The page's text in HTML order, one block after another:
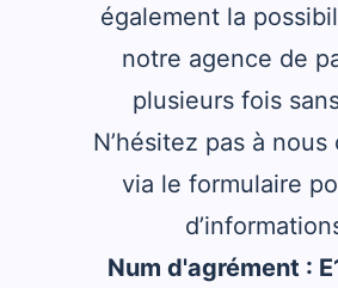
également la
notre agence de
plusieurs fois
N’hésitez pas à
via le formulaire
Num d'agrément :